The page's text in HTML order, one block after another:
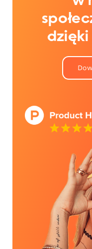
dzięki